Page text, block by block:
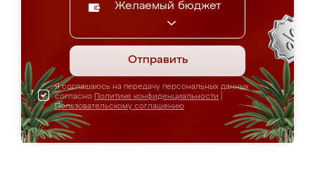
Желаемый бюджет
Отправить
Я соглашаюсь на передачу персональных данных
согласно Политике конфиденциальности
Пользовательскому соглашению